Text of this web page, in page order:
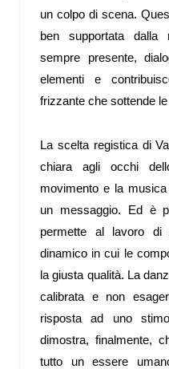
un colpo di scena.
ben supportata dalla
sempre presente,
elementi e
frizzante che sottende le
La scelta registica di
chiara agli occhi
movimento e la
un messaggio. Ed è
permette al lavoro di
dinamico in cui le
la giusta qualità. La
calibrata e non
risposta ad uno
dimostra, finalmente,
tutto un essere